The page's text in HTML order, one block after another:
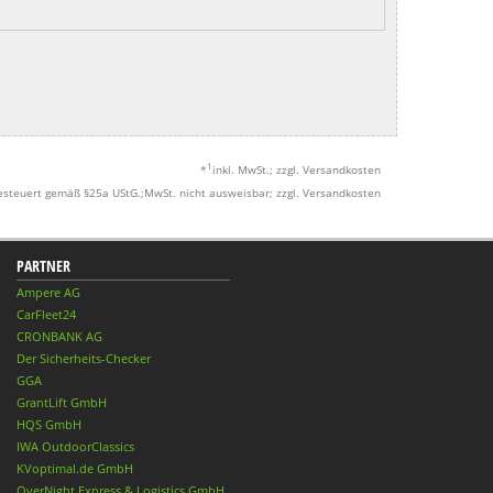
* 1 inkl. MwSt.; zzgl. Versandkosten
gemäß §25a UStG.;MwSt. nicht ausweisbar; zzgl. Versandkosten
PARTNER
Ampere AG
CarFleet24
CRONBANK AG
Der Sicherheits-Checker
GGA
GrantLift GmbH
HQS GmbH
IWA OutdoorClassics
KVoptimal.de GmbH